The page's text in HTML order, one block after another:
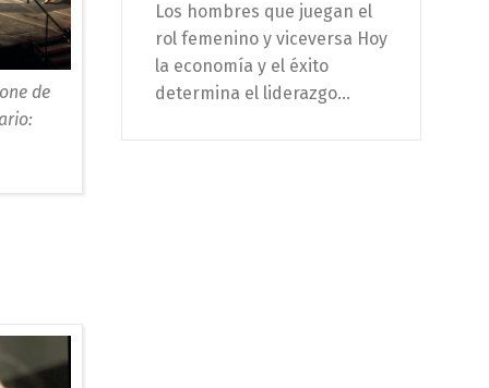
de
Los hombres que juegan el
rol femenino y viceversa Hoy
la economía y el éxito
determina el liderazgo...